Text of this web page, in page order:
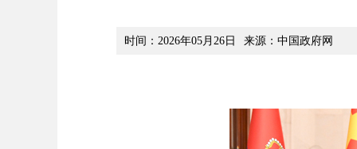
时间：2026年05月26日 来源：中国政府网